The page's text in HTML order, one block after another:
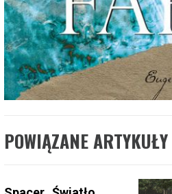
POWIĄZANE ARTYKUŁY